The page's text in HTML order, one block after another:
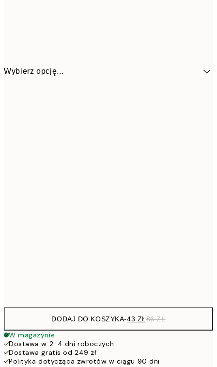
Wybierz opcję...
DODAJ DO KOSZYKA-43 ZŁ 86 ZŁ
W magazynie
Dostawa w 2-4 dni roboczych
Dostawa gratis od 249 zł
Polityka dotycząca zwrotów w ciągu 90 dni